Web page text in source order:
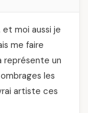
moi aussi je
me faire
représente un
les
artiste ces